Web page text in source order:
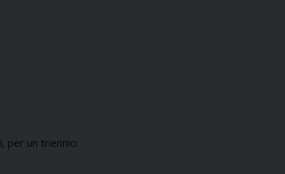
per un triennio: